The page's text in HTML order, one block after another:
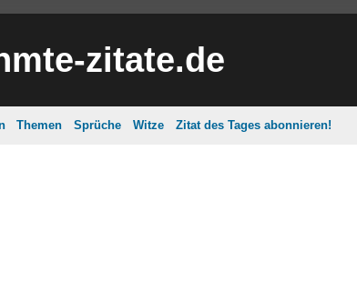
zitate.de
Themen Sprüche Witze Zitat des Tages abonnieren!